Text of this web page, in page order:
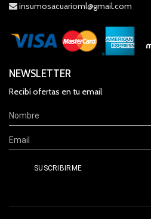
insumosacuarioml@gmail.com
NEWSLETTER
Recibí ofertas en tu email